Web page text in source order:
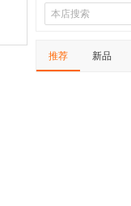
推荐 新品